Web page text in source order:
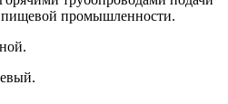
пищевой промышленности.